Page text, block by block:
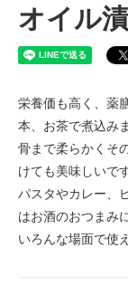
オイル漬
栄養価も高く、薬
本、お茶で煮込み
骨まで柔らかくそ
けても美味しいです
パスタやカレー、
はお酒のおつまみ
いろんな場面で使